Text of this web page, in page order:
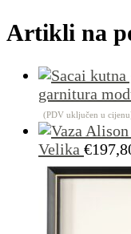
Artikli na
garnitura
(PDV uključen u
Velika €